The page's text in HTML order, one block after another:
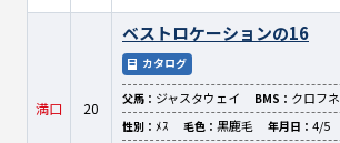
満口 20
ベストロケーションの16
カタログ
父馬： ジャスタウェイ BMS： クロフネ
性別： ﾒｽ 毛色： 黒鹿毛 年月日： 4/5